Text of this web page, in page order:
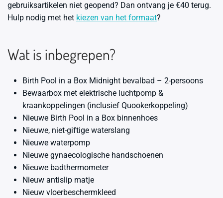
gebruiksartikelen niet geopend? Dan ontvang je €40 terug.
Hulp nodig met het kiezen van het formaat?
Wat is inbegrepen?
Birth Pool in a Box Midnight bevalbad – 2-persoons
Bewaarbox met elektrische luchtpomp &
kraankoppelingen (inclusief Quookerkoppeling)
Nieuwe Birth Pool in a Box binnenhoes
Nieuwe, niet-giftige waterslang
Nieuwe waterpomp
Nieuwe gynaecologische handschoenen
Nieuwe badthermometer
Nieuw antislip matje
Nieuw vloerbeschermkleed